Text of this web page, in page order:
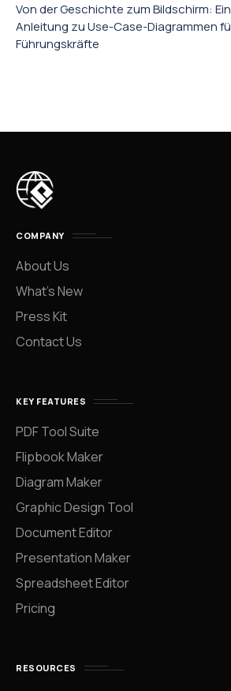
Von der Geschichte zum Bildschirm:
Anleitung zu Use-Case-Diagrammen
Führungskräfte
COMPANY
About Us
What’s New
Press Kit
Contact Us
KEY FEATURES
PDF Tool Suite
Flipbook Maker
Diagram Maker
Graphic Design Tool
Document Editor
Presentation Maker
Spreadsheet Editor
Pricing
RESOURCES